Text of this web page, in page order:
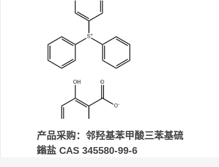
产品采购：邻羟基苯甲酸三苯基硫
鎓盐 CAS 345580-99-6